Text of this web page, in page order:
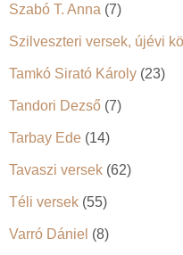
Szabó T. Anna (7)
Szilveszteri versek, újévi
Tamkó Sirató Károly (23)
Tandori Dezső (7)
Tarbay Ede (14)
Tavaszi versek (62)
Téli versek (55)
Varró Dániel (8)